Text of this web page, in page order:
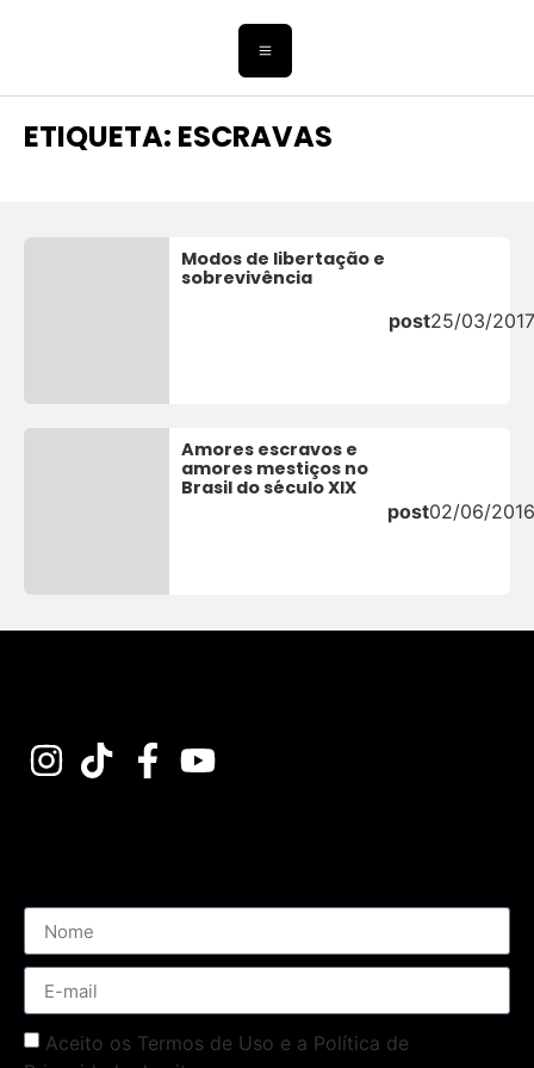
ETIQUETA: ESCRAVAS
Modos de libertação e
sobrevivência
post25/03/2017
Amores escravos e
amores mestiços no
Brasil do século XIX
post02/06/
Aceito os Termos de Uso e a Política de